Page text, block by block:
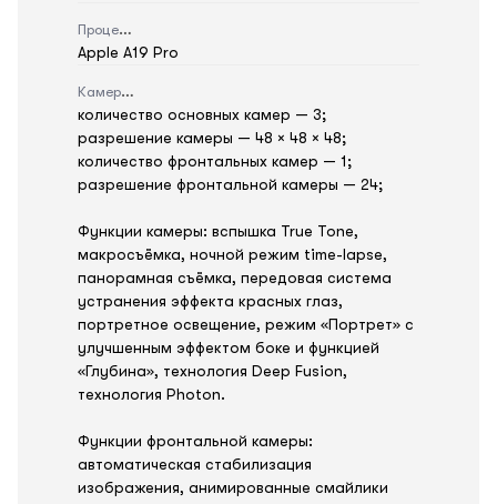
Процессор
Apple A19 Pro
Камера
количество основных камер — 3;
разрешение камеры — 48 × 48 × 48;
количество фронтальных камер — 1;
разрешение фронтальной камеры — 24;
Функции камеры: вспышка True Tone,
макросъёмка, ночной режим time-lapse,
панорамная съёмка, передовая система
устранения эффекта красных глаз,
портретное освещение, режим «Портрет» с
улучшенным эффектом боке и функцией
«Глубина», технология Deep Fusion,
технология Photon.
Функции фронтальной камеры:
автоматическая стабилизация
изображения, анимированные смайлики